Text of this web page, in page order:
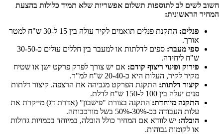
חשוב לשים לב לתוספות תשלום אפשריות שלא תמיד כלולות בהצעת
המחיר הראשונית:
פנלים:
התקנת פנלים תואמים לקיר עולה בין 15 ל-30 ש"ח למטר
אורך.
ספי מעבר:
ספים לדלתות או למעבר בין חללים עולים כ-30-50
ש"ח ליחידה.
פירוק ופינוי ריצוף קודם: אם יש צורך לפרק פרקט ישן או שטיח
מקיר לקיר, העלות היא כ-20-40 ש"ח למ"ר.
קיצור דלתות: התקנת הפרקט מגביהה את הרצפה. קיצור דלתות
פנים יעלה בין 100 ל-150 ש"ח לדלת.
התקנה מיוחדת: התקנה בצורת "פישבון" (אדרת דג) מייקרת את
עלות העבודה בכ-30%-50% בשל מורכבותה.
הובלה: יש לוודא אם המחיר כולל הובלה, במיוחד בכמויות גדולות
או לקומות גבוהות.